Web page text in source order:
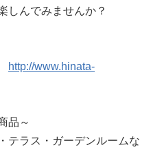
しんでみませんか？
http://www.hinata-
品～
テラス・ガーデンルームな